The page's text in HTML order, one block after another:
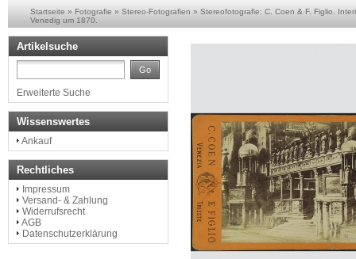
Startseite » Fotografie » Stereo-Fotografien » Stereofotografie: C. Coen & F. Figlio.
Venedig um 1870.
Artikelsuche
Go
Erweiterte Suche
Wissenswertes
Ankauf
Rechtliches
Impressum
Versand- & Zahlung
Widerrufsrecht
AGB
Datenschutzerklärung